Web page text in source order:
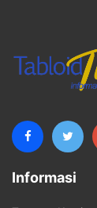
Informasi